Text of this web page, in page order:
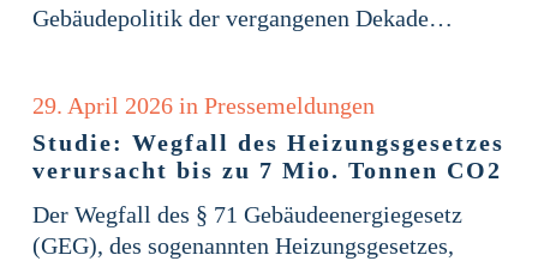
Gebäudepolitik der vergangenen Dekade…
29. April 2026in Pressemeldungen
Studie: Wegfall des Heizungsgesetzes
verursacht bis zu 7 Mio. Tonnen CO2
Der Wegfall des § 71 Gebäudeenergiegesetz
(GEG), des sogenannten Heizungsgesetzes,